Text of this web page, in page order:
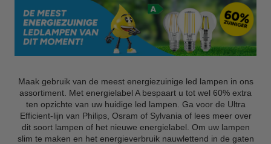
Maak gebruik van de meest energiezuinige led lampen in ons
assortiment. Met energielabel A bespaart u tot wel 60% extra
ten opzichte van uw huidige led lampen. Ga voor de Ultra
Efficient-lijn van Philips, Osram of Sylvania of lees meer over
dit soort lampen of het nieuwe energielabel. Om uw lampen
slim te maken en het energieverbruik nauwlettend in de gaten